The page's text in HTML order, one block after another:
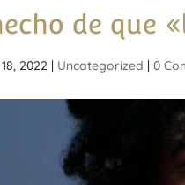
de que
2022 | Uncategorized |0